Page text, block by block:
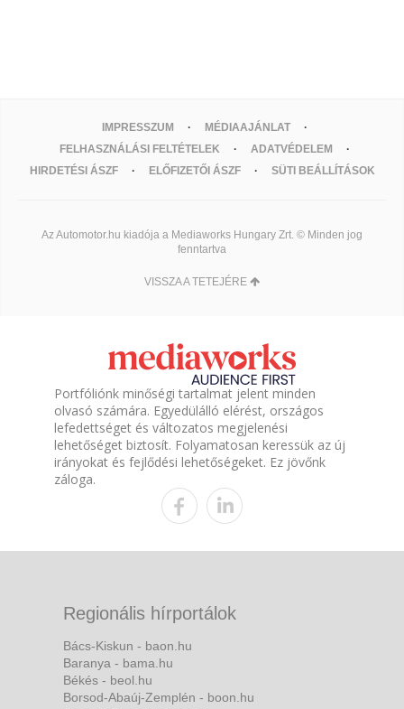
IMPRESSZUM
MÉDIAAJÁNLAT
FELHASZNÁLÁSI FELTÉTELEK
ADATVÉDELEM
HIRDETÉSI ÁSZF
ELŐFIZETŐI ÁSZF SÜTI BEÁLLÍTÁSOK
Az Automotor.hu kiadója a Mediaworks Hungary Zrt. © Minden jog
fenntartva
VISSZA A TETEJÉRE
Portfóliónk minőségi tartalmat jelent minden
olvasó számára. Egyedülálló elérést, országos
lefedettséget és változatos megjelenési
lehetőséget biztosít. Folyamatosan keressük az új
irányokat és fejlődési lehetőségeket. Ez jövőnk
záloga.
Regionális hírportálok
Bács-Kiskun - baon.hu
Baranya - bama.hu
Békés - beol.hu
Borsod-Abaúj-Zemplén - boon.hu